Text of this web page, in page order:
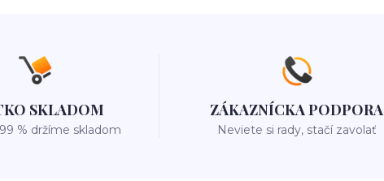
SKLADOM
% držíme skladom
ZÁKAZNÍCKA PODPORA
Neviete si rady, stačí zavolať